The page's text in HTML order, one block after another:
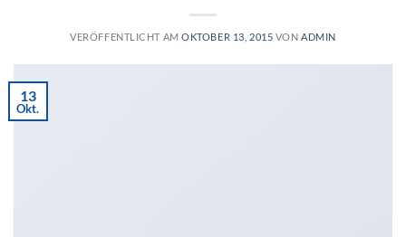
VERÖFFENTLICHT AMOKTOBER 13, 2015 VONADMIN
13
Okt.